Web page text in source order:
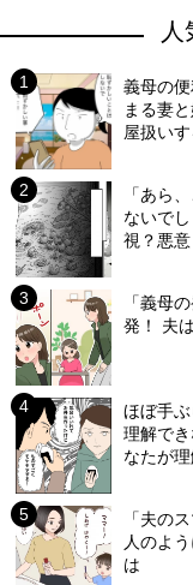
義母の
まる妻
屋扱いす
「あら
ないで
視？悪
「義母
発！ 夫
ほぼ手
理解で
なたが理
「夫の
人のよ
は